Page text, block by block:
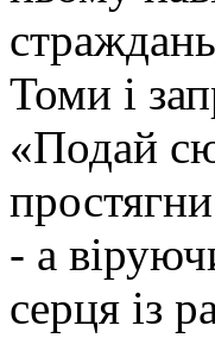
Томи і
«Подай
- а
серця із